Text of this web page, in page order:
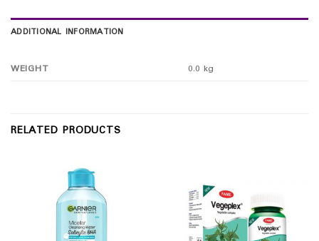
ADDITIONAL INFORMATION
WEIGHT 0.0 kg
RELATED PRODUCTS